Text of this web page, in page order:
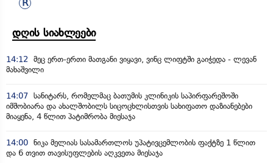
დღის სიახლეები
14:12
მეც ერთ-ერთი მათგანი ვიყავი, ვინც ლიფტში გაიჭედა - ლევან
მახაშვილი
14:07 სანიტარს, რომელმაც ბათუმის კლინიკის საპირფარეშოში
იმშობიარა და ახალშობილს სიცოცხლისთვის სახიფათო დაზიანებები
მიაყენა, 4 წლით პატიმრობა მიესაჯა
14:00 ნიკა მელიას სასამართლოს უპატივცემლობის ფაქტზე 1 წლით
და 6 თვით თავისუფლების აღკვეთა მიესაჯა